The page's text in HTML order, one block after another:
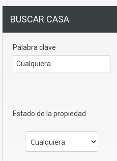
BUSCAR CASA
Palabra clave
Estado de la propiedad